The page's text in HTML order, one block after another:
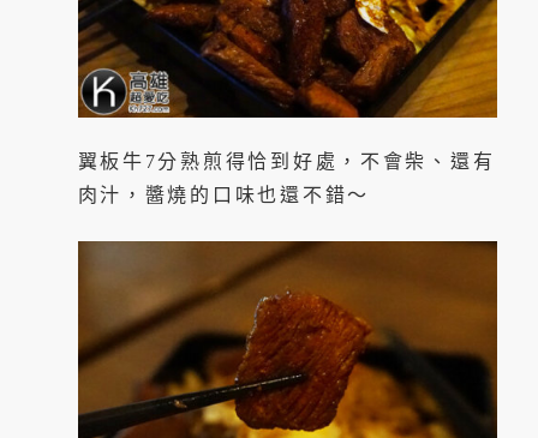
翼板牛7分熟煎得恰到好處，不會柴、還有
肉汁，醬燒的口味也還不錯～